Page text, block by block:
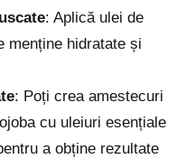
: Aplică ulei de
menține hidratate și
: Poți crea amestecuri
cu uleiuri esențiale
a obține rezultate